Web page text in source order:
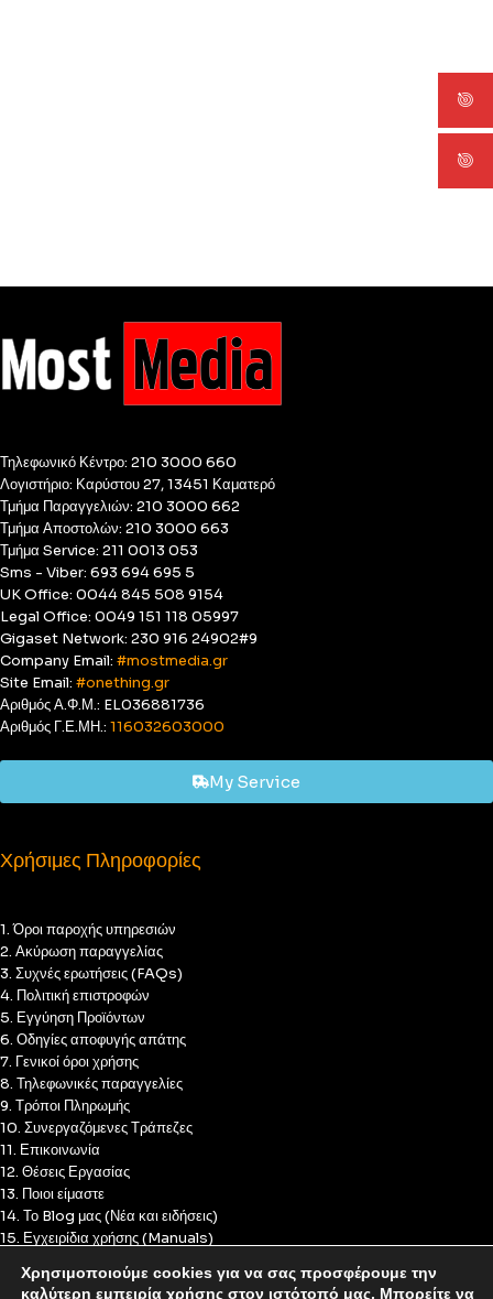
Τηλεφωνικό Κέντρο: 210 3000 660
Λογιστήριο: Καρύστου 27, 13451 Καματερό
Τμήμα Παραγγελιών: 210 3000 662
Τμήμα Αποστολών: 210 3000 663
Τμήμα Service: 211 0013 053
Sms - Viber: 693 694 695 5
UK Office: 0044 845 508 9154
Legal Office: 0049 151 118 05997
Gigaset Network: 230 916 24902#9
Company Email: #mostmedia.gr
Site Email: #onething.gr
Αριθμός Α.Φ.Μ.: EL036881736
Αριθμός Γ.Ε.ΜΗ.: 116032603000
My Service
Χρήσιμες Πληροφορίες
1. Όροι παροχής υπηρεσιών
2. Ακύρωση παραγγελίας
3. Συχνές ερωτήσεις (FAQs)
4. Πολιτική επιστροφών
5. Εγγύηση Προϊόντων
6. Οδηγίες αποφυγής απάτης
7. Γενικοί όροι χρήσης
8. Τηλεφωνικές παραγγελίες
9. Τρόποι Πληρωμής
10. Συνεργαζόμενες Τράπεζες
11. Επικοινωνία
12. Θέσεις Εργασίας
13. Ποιοι είμαστε
14. Το Blog μας (Νέα και ειδήσεις)
15. Εγχειρίδια χρήσης (Manuals)
17. Πολιτική Cookies
Χρησιμοποιούμε cookies για να σας προσφέρουμε την
καλύτερη εμπειρία χρήσης στον ιστότοπό μας. Μπορείτε να